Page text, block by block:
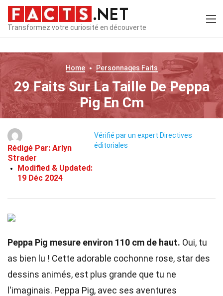
Transformez votre curiosité en découverte
Home Personnages Faits
29 Faits Sur La Taille De Peppa
Pig En Cm
Rédigé Par: Arlyn
Strader
Modified & Updated:
19 Déc 2024
Vérifié par un expert Directives
éditoriales
Peppa Pig mesure environ 110 cm de haut. Oui, tu
as bien lu ! Cette adorable cochonne rose, star des
dessins animés, est plus grande que tu ne
l'imaginais. Peppa Pig, avec ses aventures